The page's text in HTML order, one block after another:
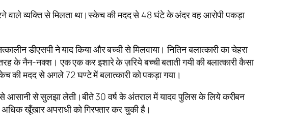
वाले व्यक्ति से मिलता था।स्केच की मदद से 48 घंटे के अंदर वह आरोपी पकड़ा
डीएसपी ने याद किया और बच्ची से मिलवाया। नितिन बलात्कारी का चेहरा
नैन-नक्श। एक एक कर इशारे के ज़रिये बच्ची बताती गयी की बलात्कारी कैसा
की मदद से अगले 72 घण्टे में बलात्कारी को पकड़ा गया।
से सुलझा लेती।बीते 30 वर्ष के अंतराल में यादव पुलिस के लिये करीबन
खूँखार अपराधी को गिरफ्तार कर चुकी है।